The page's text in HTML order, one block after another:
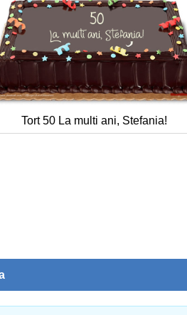
Tort 50 La multi ani, Stefania!